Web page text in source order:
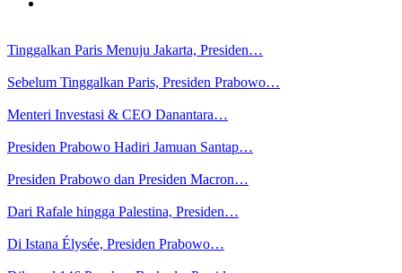
Tinggalkan Paris Menuju Jakarta, Presiden…
Sebelum Tinggalkan Paris, Presiden Prabowo…
Menteri Investasi & CEO Danantara…
Presiden Prabowo Hadiri Jamuan Santap…
Presiden Prabowo dan Presiden Macron…
Dari Rafale hingga Palestina, Presiden…
Di Istana Élysée, Presiden Prabowo…